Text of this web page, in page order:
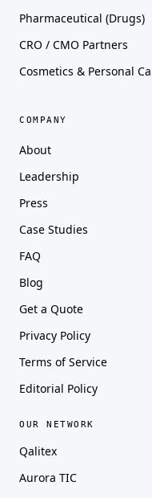
Pharmaceutical (Drugs)
CRO / CMO Partners
Cosmetics & Personal
COMPANY
About
Leadership
Press
Case Studies
FAQ
Blog
Get a Quote
Privacy Policy
Terms of Service
Editorial Policy
OUR NETWORK
Qalitex
Aurora TIC